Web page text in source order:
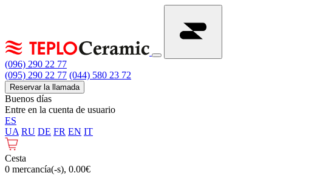
(096) 290 22 77
(095) 290 22 77 (044) 580 23 72
Reservar la llamada
Buenos días
Entre en la cuenta de usuario
ES
UA RU DE FR EN IT
Cesta
0 mercancía(-s), 0.00€